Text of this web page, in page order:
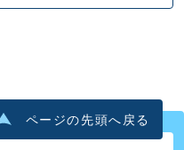
ページの先頭へ戻る